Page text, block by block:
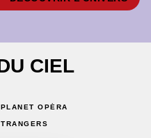
CIEL
OPÉRA